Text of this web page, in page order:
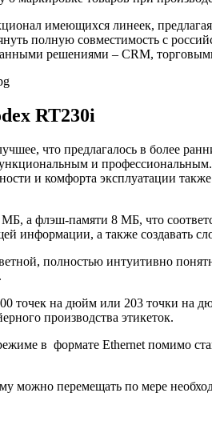
имеющихся линеек,
полную совместимость с
решениями – CRM,
RT230i
что предлагалось в более
и
и комфорта эксплуатации
а флэш-памяти 8 МБ, что
информации, а также создавать
полностью интуитивно
точек на дюйм или 203 точки на
производства этикеток.
в формате Ethernet помимо
можно перемещать по мере